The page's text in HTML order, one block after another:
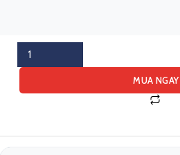
Pallet xếp chồng gấp số lượng
MUA NGAY